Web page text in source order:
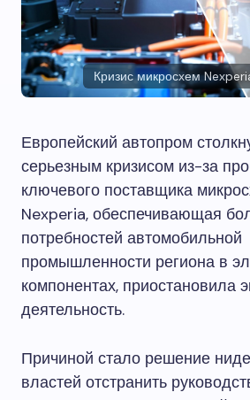
Кризис микросхем
Европейский автопром
серьезным кризисом из-за
ключевого поставщика
Nexperia, обеспечивающая
потребностей автомобильной
промышленности региона в
компонентах, приостановила
деятельность.
Причиной стало решение
властей отстранить